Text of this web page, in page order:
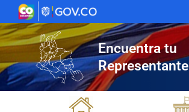
al
contenido
Encuentra tu
Representante